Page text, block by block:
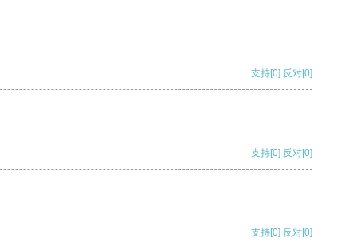
支持[0] 反对[0]
支持[0] 反对[0]
支持[0] 反对[0]